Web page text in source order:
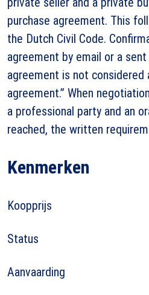
purchase agreement. This
the Dutch Civil Code.
agreement by email or a
agreement is not considered
agreement.” When
a professional party and an
reached, the written
Kenmerken
Koopprijs
Status
Aanvaarding